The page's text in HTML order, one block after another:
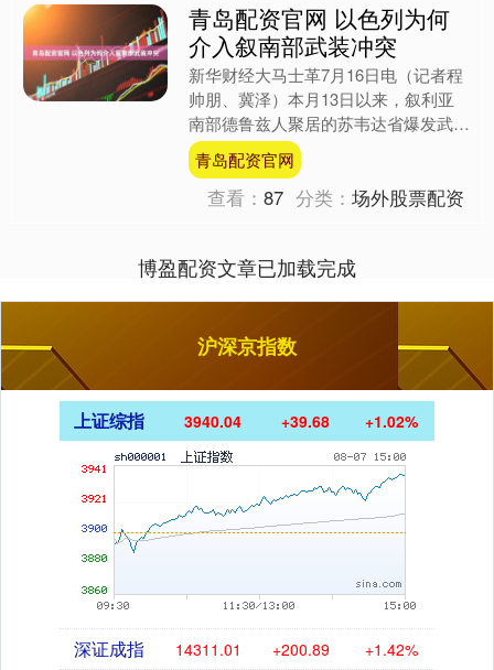
青岛配资官网 以色列为何
介入叙南部武装冲突
新华财经大马士革7月16日电（记者程
帅朋、冀泽）本月13日以来，叙利亚
南部德鲁兹人聚居的苏韦达省爆发武装
冲突，造成大量人员伤亡。叙国防部门
15日宣布，叙安全部队....
青岛配资官网
查看：87 分类：场外股票配资
博盈配资文章已加载完成
沪深京指数
上证综指 3940.04 +39.68 +1.02%
深证成指 14311.01 +200.89 +1.42%